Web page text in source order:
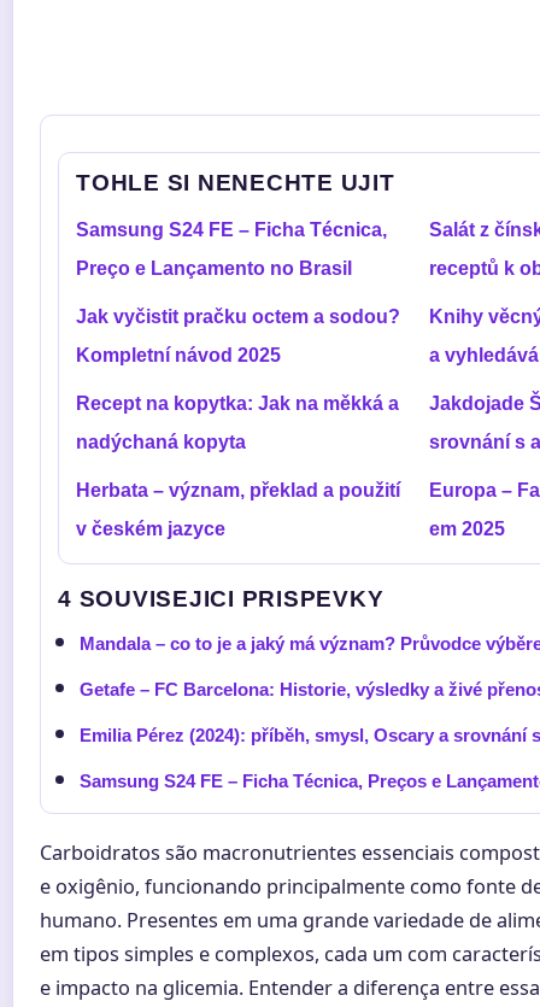
TOHLE SI NENECHTE UJIT
Samsung S24 FE – Ficha Técnica,
Preço e Lançamento no Brasil
Salát z
receptů k
Jak vyčistit pračku octem a sodou?
Kompletní návod 2025
Knihy
a
Recept na kopytka: Jak na měkká a
nadýchaná kopyta
Jakdojade
srovnání s
Herbata – význam, překlad a použití
v českém jazyce
Europa –
em 2025
4 SOUVISEJICI PRISPEVKY
Mandala – co to je a jaký má význam? Průvodce
Getafe – FC Barcelona: Historie, výsledky a živé
Emilia Pérez (2024): příběh, smysl, Oscary a srovnání
Samsung S24 FE – Ficha Técnica, Preços e
Carboidratos são macronutrientes essenciais
e oxigênio, funcionando principalmente como fonte
humano. Presentes em uma grande variedade de
em tipos simples e complexos, cada um com
e impacto na glicemia. Entender a diferença entre